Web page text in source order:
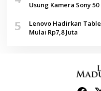
Usung Kamera Sony 50
5
Lenovo Hadirkan
Mulai Rp7,8 Juta